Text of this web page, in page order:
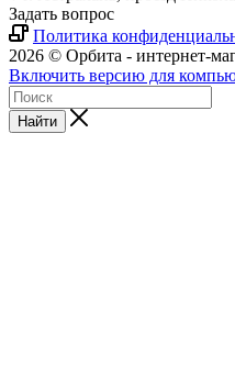
Задать вопрос
Политика
2026 © Орбита - интернет-
Включить версию для
Найти